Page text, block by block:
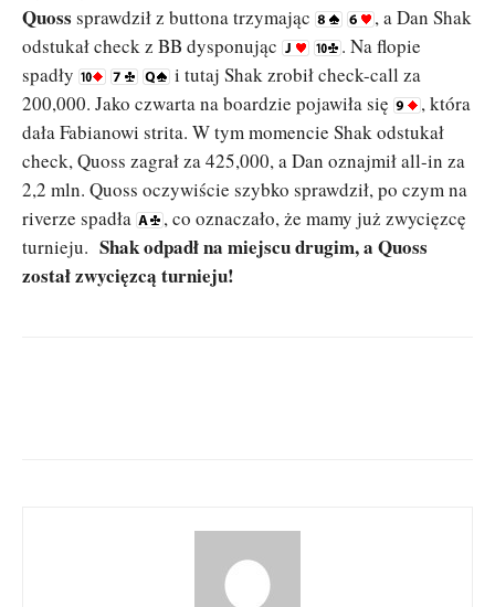
Quoss sprawdził z buttona trzymając
, a Dan Shak
odstukał check z BB dysponując
. Na flopie
spadły
i tutaj Shak zrobił check-call za
200,000. Jako czwarta na boardzie pojawiła się
, która
dała Fabianowi strita. W tym momencie Shak odstukał
check, Quoss zagrał za 425,000, a Dan oznajmił all-in za
2,2 mln. Quoss oczywiście szybko sprawdził, po czym na
riverze spadła
, co oznaczało, że mamy już zwycięzcę
turnieju. Shak odpadł na miejscu drugim, a Quoss
został zwycięzcą turnieju!